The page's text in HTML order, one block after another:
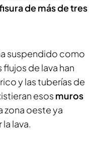
de más de tres
suspendido como
de lava han
y las tuberías de
esos muros
zona oeste ya
lava.